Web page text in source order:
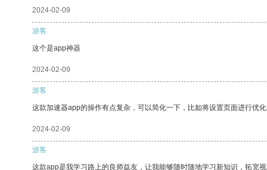
2024-02-09
游客
这个是app神器
2024-02-09
游客
这款加速器app的操作有点复杂，可以简化一下，比如将设置页面进行优
2024-02-09
游客
这款app是我学习路上的良师益友，让我能够随时随地学习新知识，拓宽